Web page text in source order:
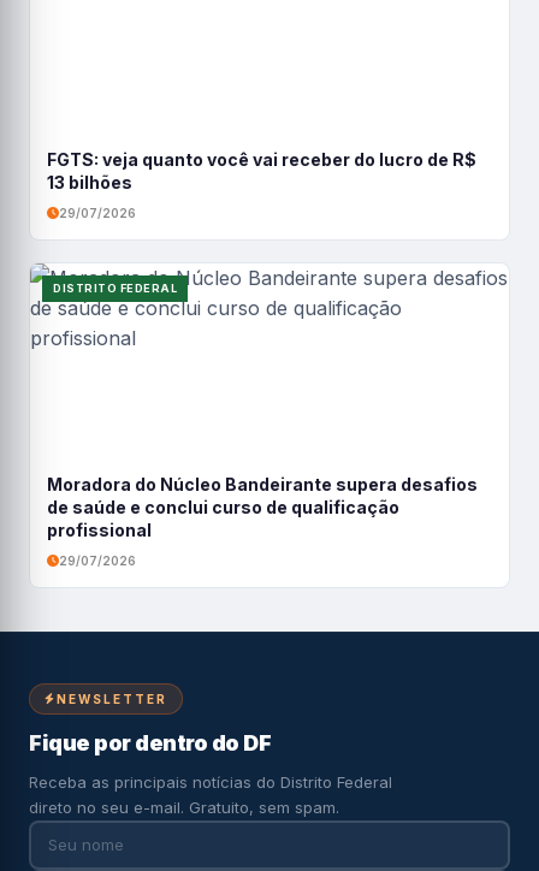
FGTS: veja quanto você vai receber do lucro de R$
13 bilhões
29/07/2026
DISTRITO FEDERAL
Moradora do Núcleo Bandeirante supera desafios
de saúde e conclui curso de qualificação
profissional
29/07/2026
NEWSLETTER
Fique por dentro do DF
Receba as principais notícias do Distrito Federal
direto no seu e-mail. Gratuito, sem spam.